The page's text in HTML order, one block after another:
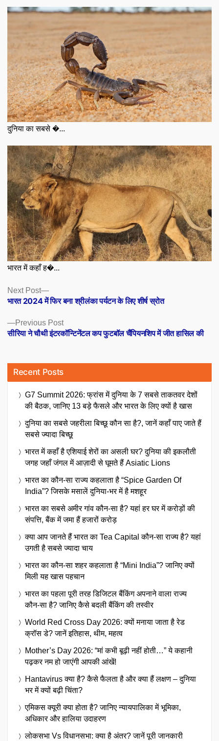
दुनिया का सबसे �...
भारत में कहाँ ह�...
Posts
navigation
Previous PostPrevious
post:
सीरिया ने चौथी इंटरकॉन्टिनेंटल कप फुटबॉल चैंपियनशिप में जीत हासिल की
Next Post
Next
post:
भारत 2024 में फिर बना श्रीलंका पर्यटन के लिए शीर्ष स्रोत
Recent Posts
G7 Summit 2026: फ्रांस में दुनिया के 7 सबसे ताकतवर देशों
की बैठक, जानिए 13 बड़े फैसले और भारत के लिए क्यों है खास
दुनिया का सबसे जहरीला बिच्छू कौन सा है?, जानें कहाँ पाए जाते हैं
सबसे ज्यादा बिच्छू
भारत में कहाँ है एशियाई शेरों का असली घर? दुनिया की इकलौती
जगह जहाँ जंगल में आज़ादी से घूमते हैं Asiatic Lions
भारत का कौन-सा राज्य कहलाता है “Spice Garden Of
India”? जिसके मसालें दुनिया-भर में है मशहूर
भारत का सबसे अमीर गांव कौन-सा है? यहां हर घर में करोड़ों की
संपत्ति, बैंक में जमा हैं हजारों करोड़
क्या आप जानते हैं भारत का Tea Capital कौन-सा राज्य है? यहां
उगती है सबसे ज्यादा चाय
भारत का कौन-सा शहर कहलाता है “Mini India”? जानिए क्यों
मिली यह खास पहचान
भारत का पहला पूरी तरह डिजिटल बैंकिंग अपनाने वाला राज्य
कौन-सा है? जानिए कैसे बदली बैंकिंग की तस्वीर
World Red Cross Day 2026: क्यों मनाया जाता है रेड
क्रॉस डे? जानें इतिहास, थीम, महत्व
Mother’s Day 2026: “मां कभी बूढ़ी नहीं होती…” ये कहानी
पढ़कर नम हो जाएंगी आपकी आंखें!
Hantavirus क्या है? कैसे फैलता है और क्या हैं लक्षण – दुनिया
भर में क्यों बढ़ी चिंता?
एमिकस क्यूरी क्या होता है? जानिए न्यायपालिका में भूमिका,
अधिकार और हालिया उदाहरण
लोकसभा Vs विधानसभा: क्या है अंतर? जानें पूरी जानकारी